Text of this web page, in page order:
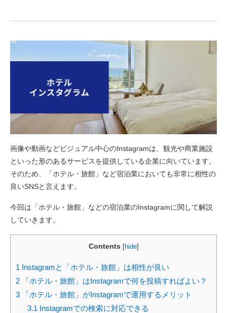
画像や動画などビジュアル中心のInstagramは、観光や商業施設
といった形のあるサービスを提供している企業に向いています。
そのため、「ホテル・旅館」など宿泊業においても非常に相性の
良いSNSと言えます。
今回は「ホテル・旅館」などの宿泊業のInstagramに関して解説
していきます。
Contents [hide]
1 Instagramと「ホテル・旅館」は相性が良い
2 「ホテル・旅館」はInstagramで何を投稿すればよい？
3 「ホテル・旅館」がInstagramで運用するメリット
3.1 Instagramでの検索に対応できる